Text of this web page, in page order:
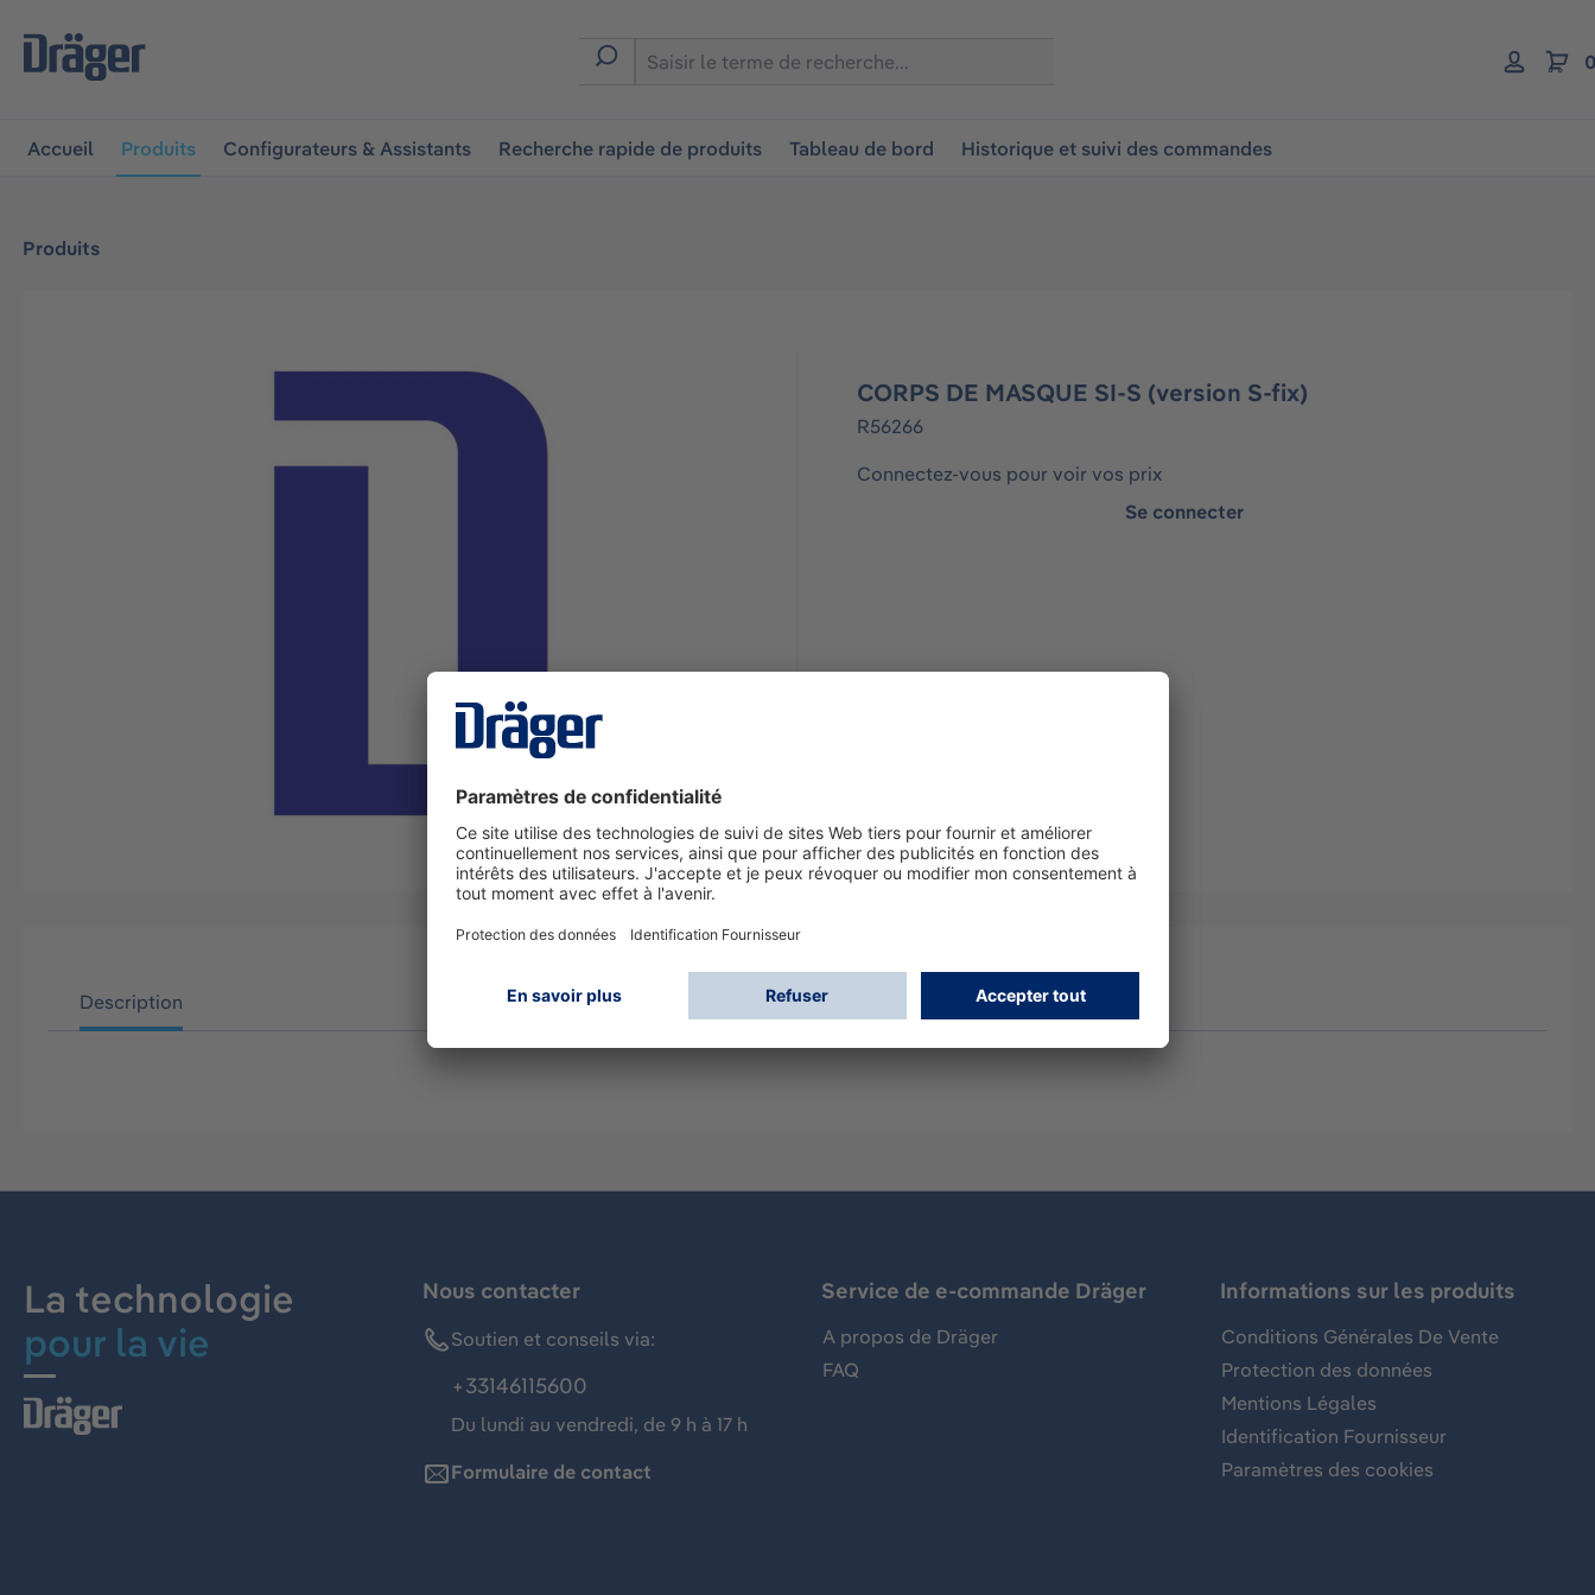
à la navigation principale
Accueil Produits Configurateurs & Assistants Recherche rapide de produits Tableau de bord Historique et suivi des commandes
Produits
CORPS DE MASQUE SI-S (version S-fix)
R56266
Connectez-vous pour voir vos prix
Se connecter
Description
La technologie
pour la vie
Nous contacter
Soutien et conseils via:
+33146115600
Du lundi au vendredi, de 9 h à 17 h
Formulaire de contact
Service de e-commande Dräger
A propos de Dräger
FAQ
Informations sur les produits
Conditions Générales De Vente
Protection des données
Mentions Légales
Identification Fournisseur
Paramètres des cookies